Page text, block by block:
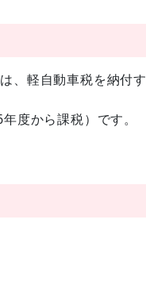
、軽自動車税を納付
度から課税）です。